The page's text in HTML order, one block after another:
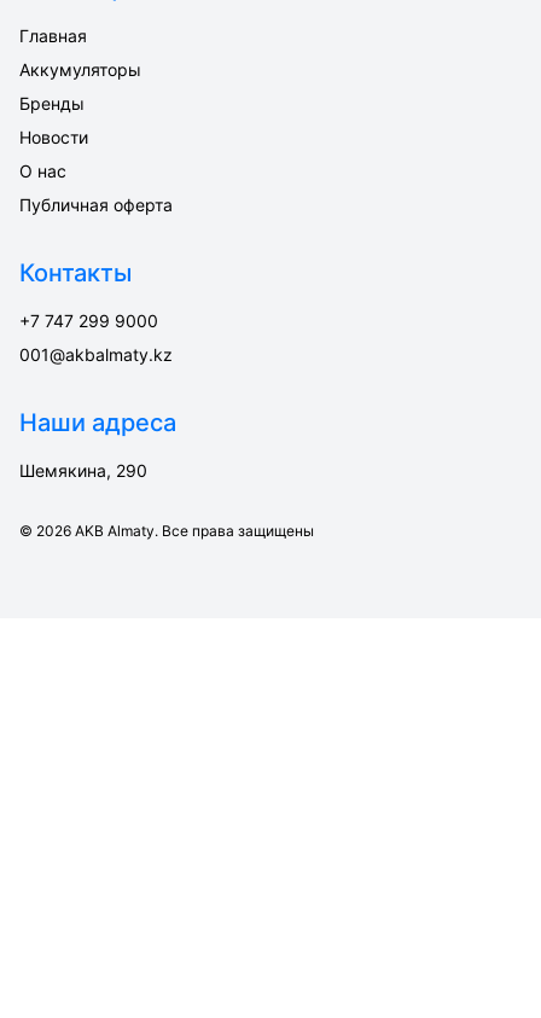
Главная
Аккумуляторы
Бренды
Новости
О нас
Публичная оферта
Контакты
+7 747 299 9000
001@akbalmaty.kz
Наши адреса
Шемякина, 290
© 2026 AKB Almaty. Все права защищены